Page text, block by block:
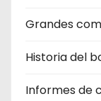
Grandes
Historia del
Informes de